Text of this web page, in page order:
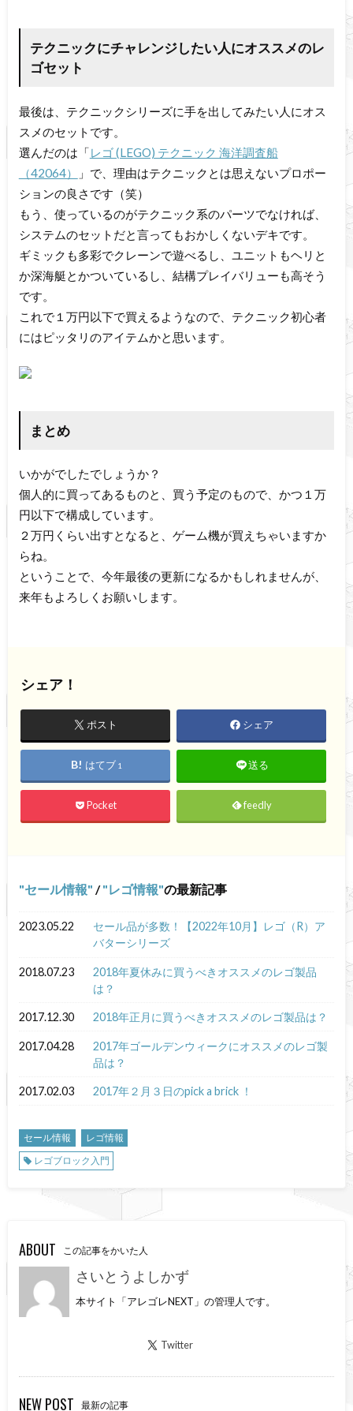
テクニックにチャレンジしたい人にオススメのレ
ゴセット
最後は、テクニックシリーズに手を出してみたい人にオス
スメのセットです。
選んだのは「レゴ (LEGO) テクニック 海洋調査船
（42064）
」で、理由はテクニックとは思えないプロポー
ションの良さです（笑）
もう、使っているのがテクニック系のパーツでなければ、
システムのセットだと言ってもおかしくないデキです。
ギミックも多彩でクレーンで遊べるし、ユニットもヘリと
か深海艇とかついているし、結構プレイバリューも高そう
です。
これで１万円以下で買えるようなので、テクニック初心者
にはピッタリのアイテムかと思います。
まとめ
いかがでしたでしょうか？
個人的に買ってあるものと、買う予定のもので、かつ１万
円以下で構成しています。
２万円くらい出すとなると、ゲーム機が買えちゃいますか
らね。
ということで、今年最後の更新になるかもしれませんが、
来年もよろしくお願いします。
シェア！
ポスト シェア
はてブ 1 送る
Pocket feedly
セール情報 / レゴ情報 の最新記事
2023.05.22
セール品が多数！【2022年10月】レゴ（R）ア
バターシリーズ
2018.07.23
2018年夏休みに買うべきオススメのレゴ製品
は？
2017.12.30 2018年正月に買うべきオススメのレゴ製品は？
2017.04.28
2017年ゴールデンウィークにオススメのレゴ製
品は？
2017.02.03 2017年２月３日のpick a brick ！
セール情報
レゴ情報
レゴブロック入門
ABOUT この記事をかいた人
さいとうよしかず
本サイト「アレゴレNEXT」の管理人です。
Twitter
NEW POST 最新の記事